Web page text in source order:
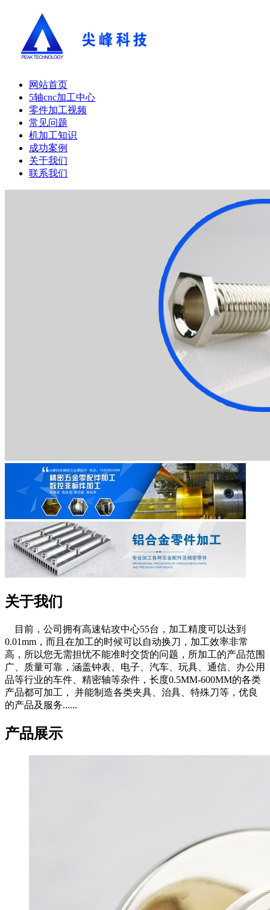
网站首页
5轴cnc加工中心
零件加工视频
常见问题
机加工知识
成功案例
关于我们
联系我们
关于我们
目前，公司拥有高速钻攻中心55台，加工精度可以达到
0.01mm，而且在加工的时候可以自动换刀，加工效率非常
高，所以您无需担忧不能准时交货的问题，所加工的产品范围
广、质量可靠，涵盖钟表、电子、汽车、玩具、通信、办公用
品等行业的车件、精密轴等杂件，长度0.5MM-600MM的各类
产品都可加工， 并能制造各类夹具、治具、特殊刀等，优良
的产品及服务......
产品展示